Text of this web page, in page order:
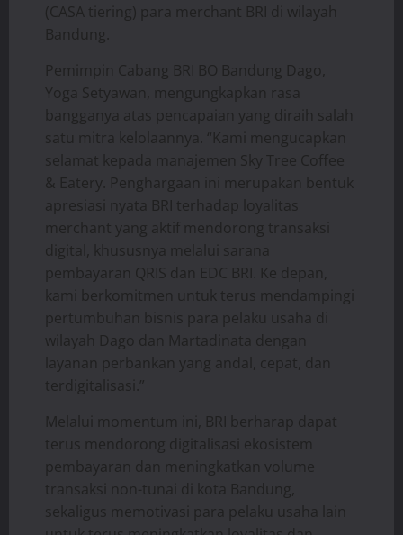
(CASA tiering) para merchant BRI di wilayah
Bandung.
​Pemimpin Cabang BRI BO Bandung Dago,
Yoga Setyawan, mengungkapkan rasa
bangganya atas pencapaian yang diraih salah
satu mitra kelolaannya. “Kami mengucapkan
selamat kepada manajemen Sky Tree Coffee
& Eatery. Penghargaan ini merupakan bentuk
apresiasi nyata BRI terhadap loyalitas
merchant yang aktif mendorong transaksi
digital, khususnya melalui sarana
pembayaran QRIS dan EDC BRI. Ke depan,
kami berkomitmen untuk terus mendampingi
pertumbuhan bisnis para pelaku usaha di
wilayah Dago dan Martadinata dengan
layanan perbankan yang andal, cepat, dan
terdigitalisasi.”
​Melalui momentum ini, BRI berharap dapat
terus mendorong digitalisasi ekosistem
pembayaran dan meningkatkan volume
transaksi non-tunai di kota Bandung,
sekaligus memotivasi para pelaku usaha lain